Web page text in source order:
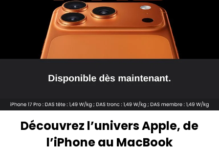
Découvrez l’univers Apple, de
l’iPhone au MacBook